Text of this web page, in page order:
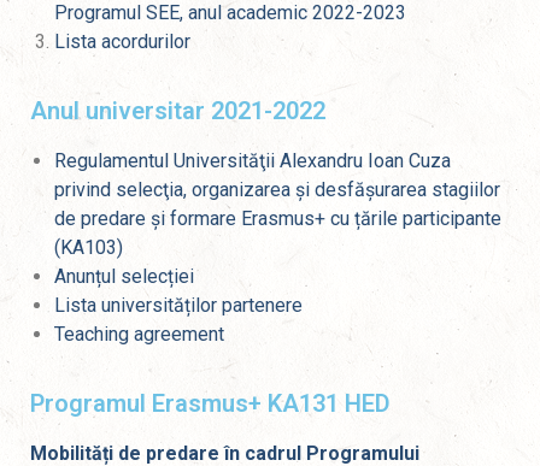
Programul SEE, anul academic 2022-2023
Lista acordurilor
Anul universitar 2021-2022
Regulamentul Universităţii Alexandru Ioan Cuza
privind selecţia, organizarea și desfășurarea stagiilor
de predare și formare Erasmus+ cu țările participante
(KA103)
Anunțul selecției
Lista universităților partenere
Teaching agreement
Programul Erasmus+ KA131 HED
Mobilități de predare în cadrul Programului